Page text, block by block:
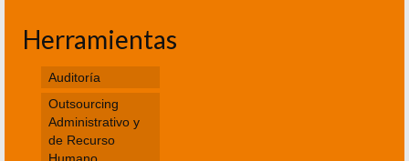
Herramientas
Auditoría
Outsourcing
Administrativo y
de Recurso
Humano